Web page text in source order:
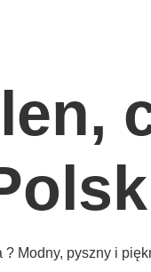
Modny, pyszny i